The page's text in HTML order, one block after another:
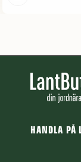
HANDLA PÅ